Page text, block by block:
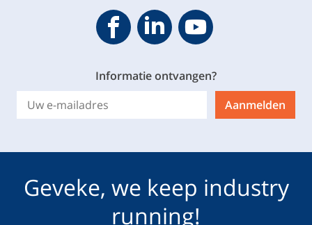
Geveke FacebookGeveke YouTube
Informatie ontvangen?
Aanmelden
Geveke, we keep industry
running!